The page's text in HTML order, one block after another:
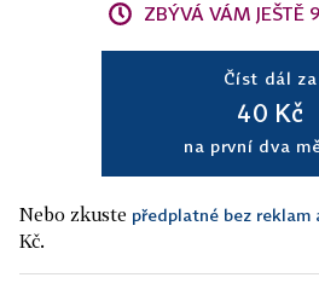
ZBÝVÁ VÁM JEŠTĚ
Číst dál za
40 Kč
na první dva
Nebo zkuste předplatné bez
Kč.